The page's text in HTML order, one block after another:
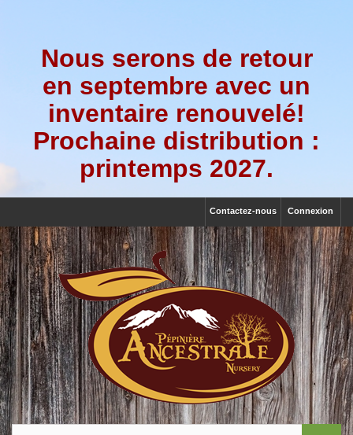
Nous serons de retour
en septembre avec un
inventaire renouvelé!
Prochaine distribution :
printemps 2027.
Connexion
Contactez-nous